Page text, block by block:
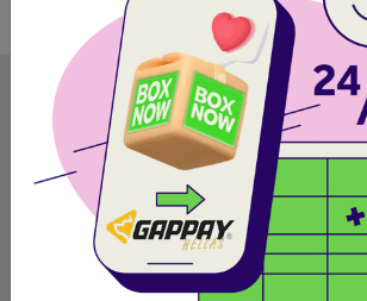
Εγγραφή
Αποδέχομαι τουςόρους χρήσης
πολιτική προσωπικών δεδομένων